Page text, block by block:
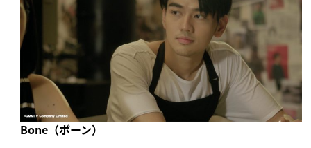
Bone（ボーン）